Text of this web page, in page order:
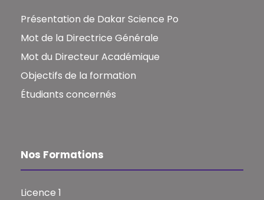
Présentation de Dakar Science Po
Mot de la Directrice Générale
Mot du Directeur Académique
Objectifs de la formation
Étudiants concernés
Nos Formations
Licence 1